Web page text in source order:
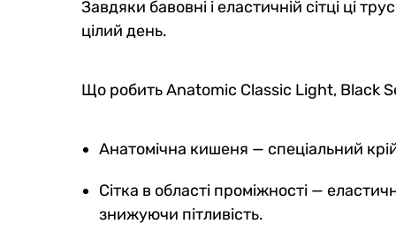
Завдяки бавовні і еластичній сітці ці
цілий день.
Що робить Anatomic Classic Light, Black
Анатомічна кишеня — спеціальний
Сітка в області проміжності —
знижуючи пітливість.